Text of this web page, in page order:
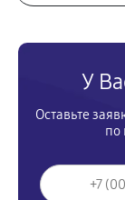
У
Оставьте
по